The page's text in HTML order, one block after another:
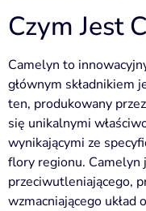
Czym Jest
Camelyn to
głównym składnikiem
ten, produkowany
się unikalnymi
wynikającymi ze
flory regionu. Camelyn
przeciwutleniającego,
wzmacniającego układ